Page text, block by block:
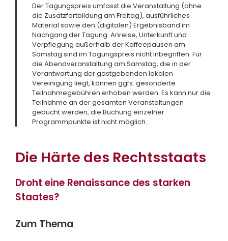
Der Tagungspreis umfasst die Veranstaltung (ohne
die Zusatzfortbildung am Freitag), ausführliches
Material sowie den (digitalen) Ergebnisband im
Nachgang der Tagung. Anreise, Unterkunft und
Verpflegung außerhalb der Kaffeepausen am
Samstag sind im Tagungspreis nicht inbegriffen. Für
die Abendveranstaltung am Samstag, die in der
Verantwortung der gastgebenden lokalen
Vereinigung liegt, können ggfs. gesonderte
Teilnahmegebühren erhoben werden. Es kann nur die
Teilnahme an der gesamten Veranstaltungen
gebucht werden, die Buchung einzelner
Programmpunkte ist nicht möglich.
Die Härte des Rechtsstaats
Droht eine Renaissance des starken
Staates?
Zum Thema